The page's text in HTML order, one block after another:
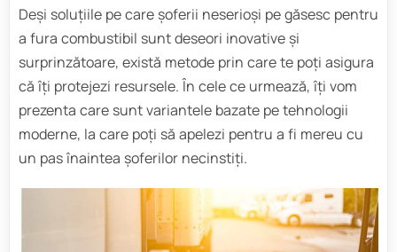
Deși soluțiile pe care șoferii neserioși pe găsesc pentru
a fura combustibil sunt deseori inovative și
surprinzătoare, există metode prin care te poți asigura
că îți protejezi resursele. În cele ce urmează, îți vom
prezenta care sunt variantele bazate pe tehnologii
moderne, la care poți să apelezi pentru a fi mereu cu
un pas înaintea șoferilor necinstiți.